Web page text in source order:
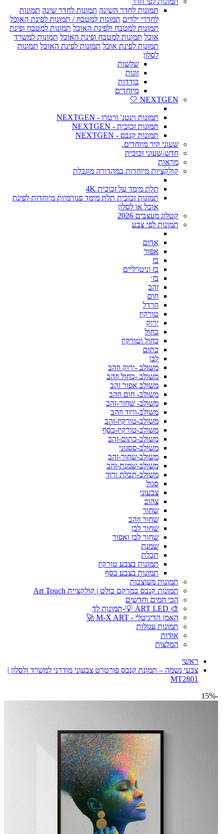
תמונות לחדר השינה תמונות לחדר שינה תמונות
לחדרי ילדים תמונות למטבח / תמונות לפינת האוכל
תמונות למטבח ולפינת האוכל תמונות למטבח ופינת
אוכל תמונות למטבח ופינת האוכל תמונות למשרד
תמונות לפינת אוכל תמונות לפינת האוכל תמונות
לסלון
שלשות
זוגות
בודדות
מיוחדים
NEXTGEN 🤍
תמונות וינטג' ורטרו - NEXTGEN
תמונות זכוכית - NEXTGEN
תמונות קנבס - NEXTGEN
שעוני קיר מיוחדים.
חדש-שעוני זכוכית
מראות
קולקציות מיוחדות במהדורה מוגבלת
תלת מימד על זכוכית 4K
תמונות זכוכית תלת מימד פנורמיות מיוחדות לפינת
אוכל או לסלון
קטלוג מעצבים 2026
תמונות לפי צבע
אדום
אפור
בז
בז וניטרליים
בז׳
זהב
חום
חרדל
טורקיז
ירוק
כחול
כחול וטורקיז
כתום
לבן
משולב -ירוק וזהב
משולב -כחול וזהב
משולב אפור זהב
משולב- חום וזהב
משולב- שחור-זהב
משולב-ורוד וזהב
משולב-טורקיז-זהב
משולב-טורקיז-כסף
משולב-כתום-זהב
משולב-ססגוני
משולב-שחור-זהב
משולב-שמנת-זהב
משולב-תכלת ורוד
סגול
צבעוני
צהוב
שחור
שחור וזהב
שחור לבן
שחור לבן ואפור
שמנת
תכלת
תמונות בצבע טורקיז
תמונות בצבע כסף
תמונות מעוצבות
תמונות קנבס במרקם בולט | קולקציית Art Touch
הכי חמים וחדשים
🎨 ART LED 💡-תמונות לד
האמן הדיגיטלי - M-X ART 🚀
תמונות עגולות
אודות
המלצות
ראשי
צבעי נשמה – תמונת קנבס פורטרט צבעוני מודרני למשרד ולסלון |
MT2801
-15%